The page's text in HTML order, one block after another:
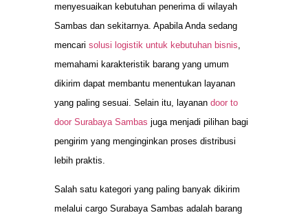
menyesuaikan kebutuhan penerima di wilayah
Sambas dan sekitarnya. Apabila Anda sedang
mencari solusi logistik untuk kebutuhan bisnis
memahami karakteristik barang yang umum
dikirim dapat membantu menentukan layanan
yang paling sesuai. Selain itu, layanan door to
door Surabaya Sambas juga menjadi pilihan bagi
pengirim yang menginginkan proses distribusi
lebih praktis.
Salah satu kategori yang paling banyak dikirim
melalui cargo Surabaya Sambas adalah barang